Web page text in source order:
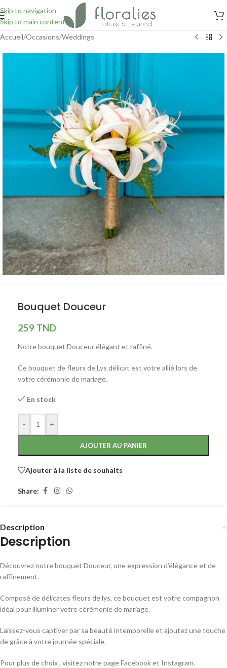
Skip to navigation
Skip to main content
Accueil/Occasions/Weddings
Bouquet Douceur
259 TND
Notre bouquet Douceur élégant et raffiné.
Ce bouquet de fleurs de Lys délicat est votre allié lors de
votre cérémonie de mariage.
En stock
- +
AJOUTER AU PANIER
Ajouter à la liste de souhaits
Share:
Description
Description
Découvrez notre bouquet Douceur, une expression d’élégance et de
raffinement.
Composé de délicates fleurs de lys, ce bouquet est votre compagnon
idéal pour illuminer votre cérémonie de mariage.
Laissez-vous captiver par sa beauté intemporelle et ajoutez une touche
de grâce à votre journée spéciale.
Pour plus de choix , visitez notre page Facebook et Instagram.